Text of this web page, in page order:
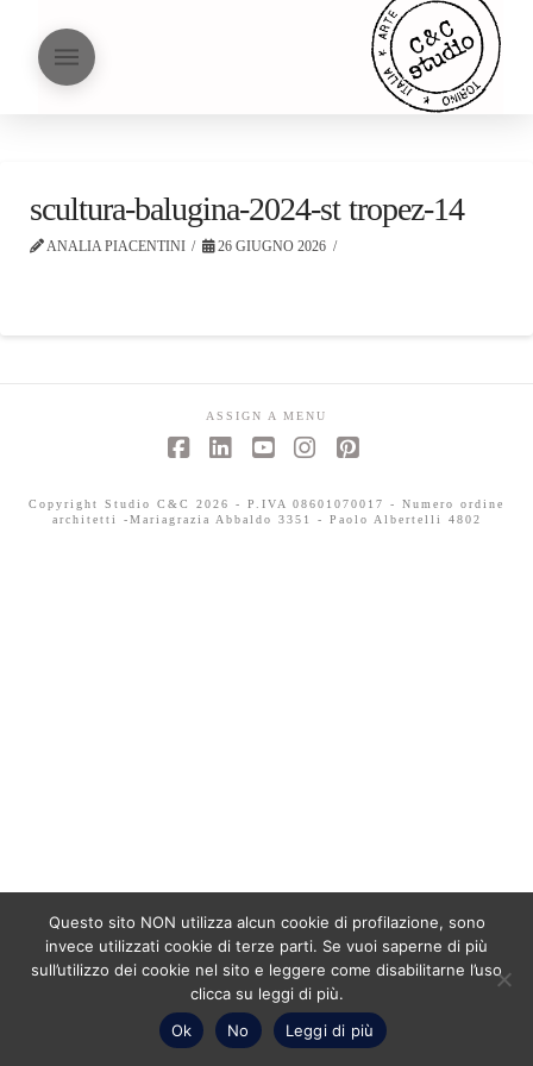
scultura-balugina-2024-st tropez-14
ANALIA PIACENTINI 26 GIUGNO 2026
ASSIGN A MENU
Copyright Studio C&C 2026 - P.IVA 08601070017 - Numero ordine
architetti -Mariagrazia Abbaldo 3351 - Paolo Albertelli 4802
Questo sito NON utilizza alcun cookie di profilazione, sono
invece utilizzati cookie di terze parti. Se vuoi saperne di più
sull’utilizzo dei cookie nel sito e leggere come disabilitarne l’uso
clicca su leggi di più.
Ok
No Leggi di più